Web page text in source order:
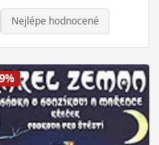
Nejlépe hodnocené